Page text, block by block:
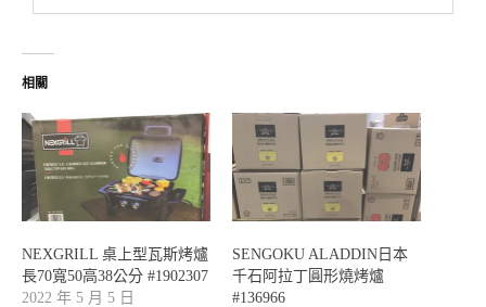
相關
NEXGRILL 桌上型瓦斯烤爐
長70寬50高38公分 #1902307
2022 年 5 月 5 日
SENGOKU ALADDIN日本
千石阿拉丁圓形燒烤爐
#136966